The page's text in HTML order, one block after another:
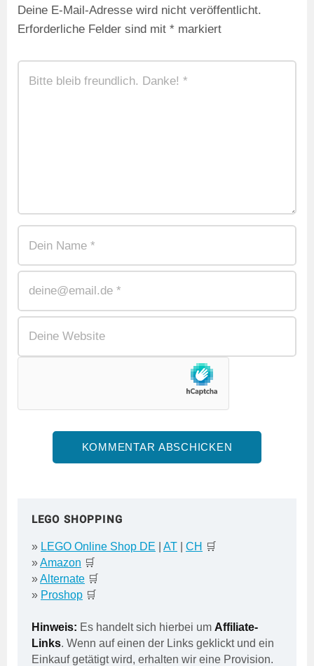
Deine E-Mail-Adresse wird nicht veröffentlicht.
Erforderliche Felder sind mit * markiert
LEGO SHOPPING
» LEGO Online Shop DE AT CH 🛒
»Amazon 🛒
»Alternate 🛒
» Proshop 🛒
Hinweis: Es handelt sich hierbei um Affiliate-
Links. Wenn auf einen der Links geklickt und ein
Einkauf getätigt wird, erhalten wir eine Provision.